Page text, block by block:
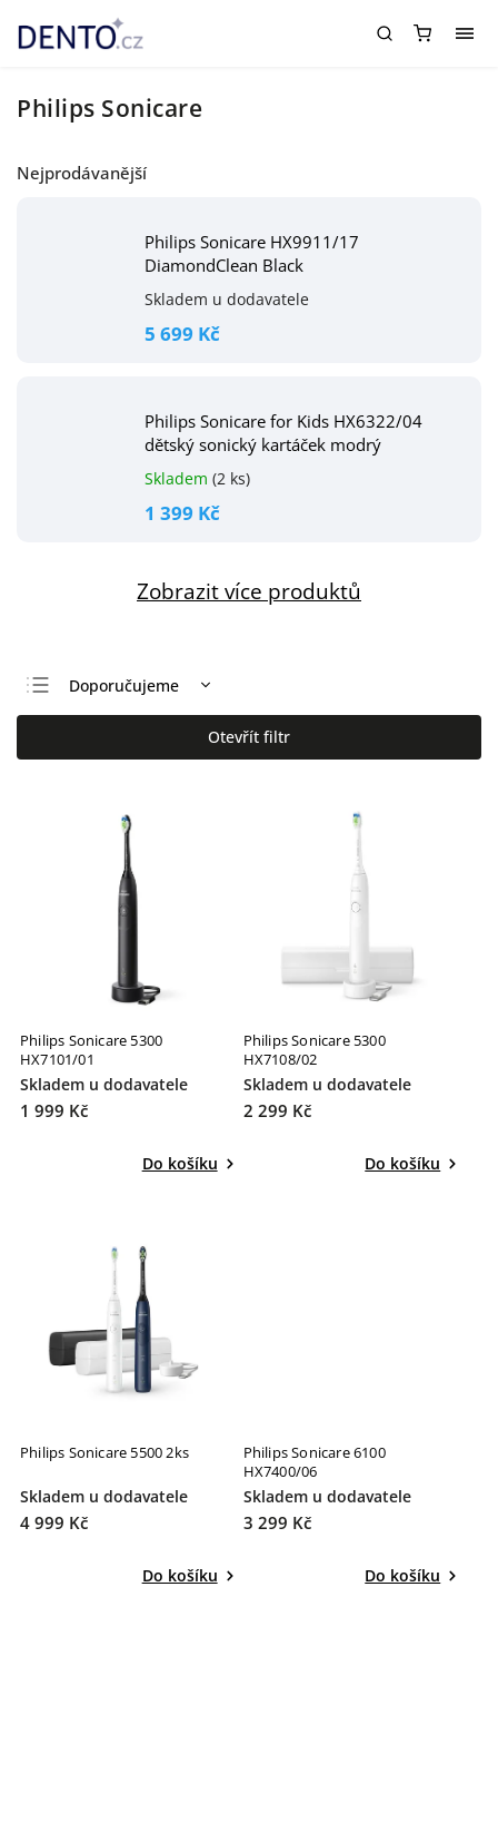
Philips Sonicare
Nejprodávanější
Philips Sonicare HX9911/17
DiamondClean Black
Skladem u dodavatele
5 699 Kč
Philips Sonicare for Kids HX6322/04
dětský sonický kartáček modrý
Skladem (2 ks)
1 399 Kč
Zobrazit více produktů
Doporučujeme
Nejlevnější
Nejdražší
Abecedně
Otevřít filtr
Philips Sonicare 5300
HX7101/01
Skladem u dodavatele
1 999 Kč
Do košíku
Philips Sonicare 5300
HX7108/02
Skladem u dodavatele
2 299 Kč
Do košíku
Philips Sonicare 5500 2ks
Skladem u dodavatele
4 999 Kč
Do košíku
Philips Sonicare 6100
HX7400/06
Skladem u dodavatele
3 299 Kč
Do košíku